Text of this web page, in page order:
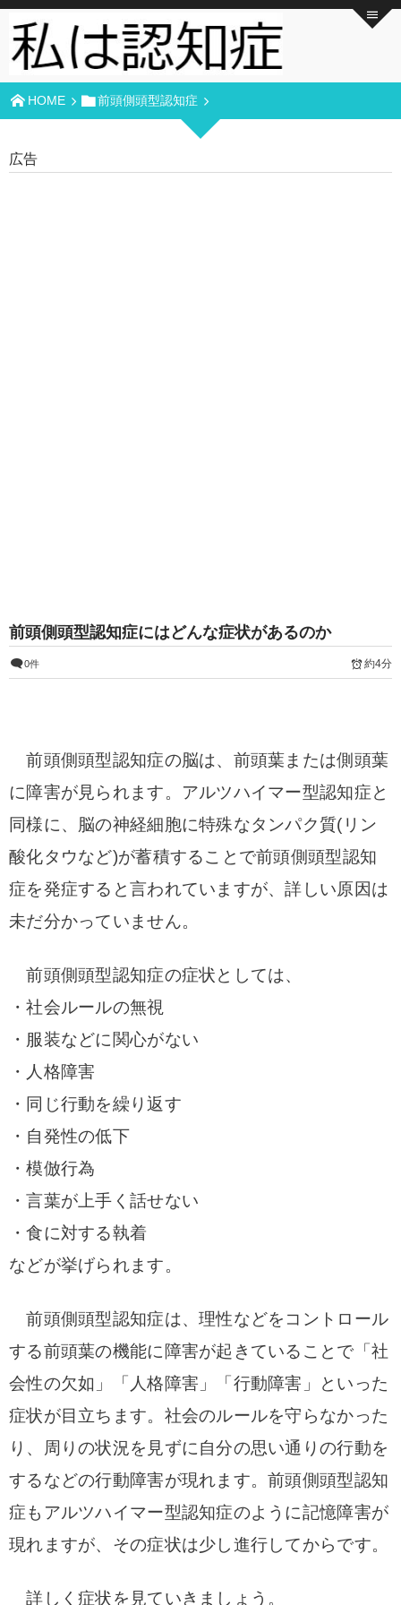
HOME 前頭側頭型認知症
広告
前頭側頭型認知症にはどんな症状があるのか
0件 約4分
前頭側頭型認知症の脳は、前頭葉または側頭葉
に障害が見られます。アルツハイマー型認知症と
同様に、脳の神経細胞に特殊なタンパク質(リン
酸化タウなど)が蓄積することで前頭側頭型認知
症を発症すると言われていますが、詳しい原因は
未だ分かっていません。
前頭側頭型認知症の症状としては、
・社会ルールの無視
・服装などに関心がない
・人格障害
・同じ行動を繰り返す
・自発性の低下
・模倣行為
・言葉が上手く話せない
・食に対する執着
などが挙げられます。
前頭側頭型認知症は、理性などをコントロール
する前頭葉の機能に障害が起きていることで「社
会性の欠如」「人格障害」「行動障害」といった
症状が目立ちます。社会のルールを守らなかった
り、周りの状況を見ずに自分の思い通りの行動を
するなどの行動障害が現れます。前頭側頭型認知
症もアルツハイマー型認知症のように記憶障害が
現れますが、その症状は少し進行してからです。
詳しく症状を見ていきましょう。